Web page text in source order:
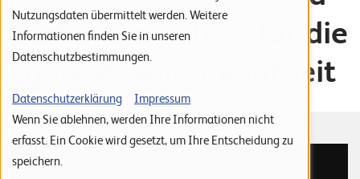
Nutzungsdaten übermittelt werden. Weitere
Informationen finden Sie in unseren
Datenschutzbestimmungen.
Datenschutzerklärung
Impressum
Wenn Sie ablehnen, werden Ihre Informationen nicht
erfasst. Ein Cookie wird gesetzt, um Ihre Entscheidung zu
speichern.
a
e
i
bedanken sich so für die
gute Zusammenarbeit